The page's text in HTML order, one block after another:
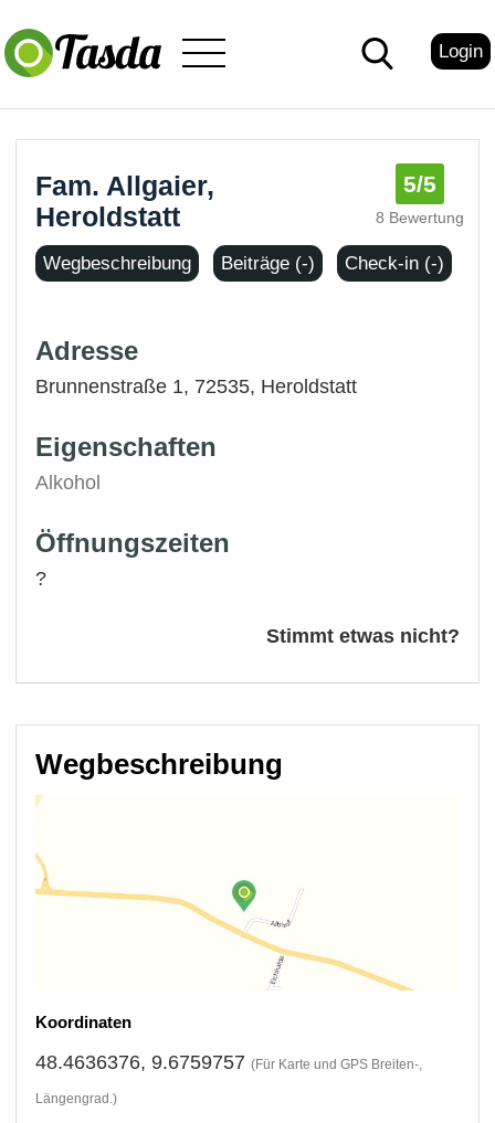
Login
Fam. Allgaier,
Heroldstatt
5/5
8 Bewertung
Wegbeschreibung Beiträge (-) Check-in (-)
Adresse
Brunnenstraße 1, 72535, Heroldstatt
Eigenschaften
Alkohol
Öffnungszeiten
?
Stimmt etwas nicht?
Wegbeschreibung
Koordinaten
48.4636376, 9.6759757 (Für Karte und GPS Breiten-,
Längengrad.)